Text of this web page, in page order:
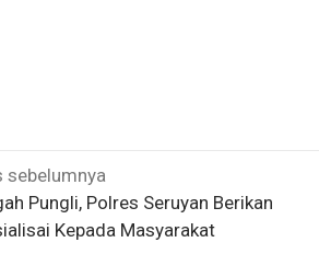
sebelumnya
Pungli, Polres Seruyan Berikan
Kepada Masyarakat